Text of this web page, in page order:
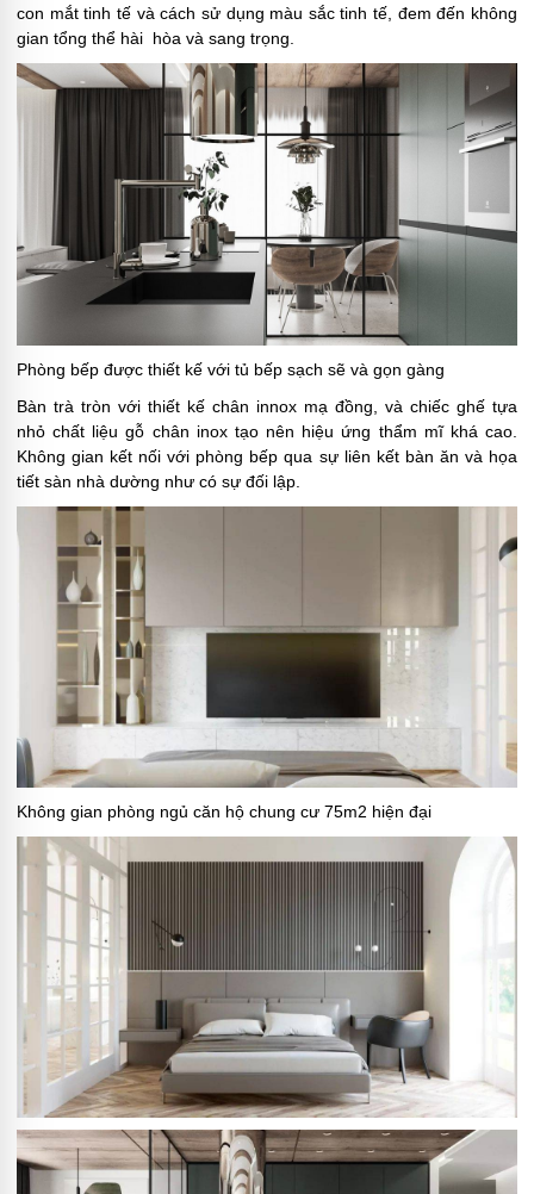
con mắt tinh tế và cách sử dụng màu sắc tinh tế, đem đến không
gian tổng thể hài hòa và sang trọng.
Phòng bếp được thiết kế với tủ bếp sạch sẽ và gọn gàng
Bàn trà tròn với thiết kế chân innox mạ đồng, và chiếc ghế tựa
nhỏ chất liệu gỗ chân inox tạo nên hiệu ứng thẩm mĩ khá cao.
Không gian kết nối với phòng bếp qua sự liên kết bàn ăn và họa
tiết sàn nhà dường như có sự đối lập.
Không gian phòng ngủ căn hộ chung cư 75m2 hiện đại